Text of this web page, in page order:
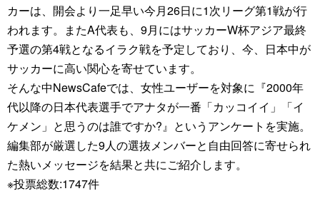
カーは、開会より一足早い今月26日に1次リーグ第1戦が行
われます。またA代表も、9月にはサッカーW杯アジア最終
予選の第4戦となるイラク戦を予定しており、今、日本中が
サッカーに高い関心を寄せています。
そんな中NewsCafeでは、女性ユーザーを対象に『2000年
代以降の日本代表選手でアナタが一番「カッコイイ」「イ
ケメン」と思うのは誰ですか?』というアンケートを実施。
編集部が厳選した9人の選抜メンバーと自由回答に寄せられ
た熱いメッセージを結果と共にご紹介します。
※投票総数:1747件